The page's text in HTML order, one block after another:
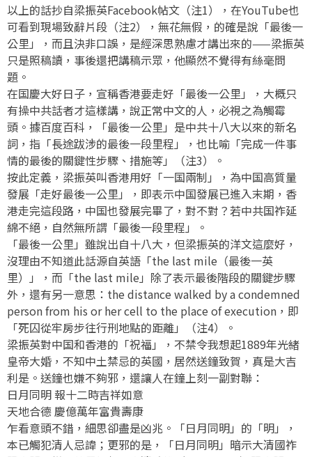
以上的話抄自梁振英Facebook帖文（注1），在YouTube也
可看到現場致辭片段（注2），無花無假，的確是說「最後一
公里」，而且決非口誤，是經深思熟慮才講出來的——梁振英
只是照稿讀，事後還把講稿示眾，他顯然不覺得有絲毫問
題。
在国慶大好日子，宣稱香港要走好「最後一公里」，大概只
有操中共話者才這樣講，說正常中文的人，必視之為觸霉
頭。據百度百科，「最後一公里」是中共十八大以來的新名
詞，指「長途跋涉的最後一段里程」，也比喻「完成一件事
情的最後的關鍵性步驟、措施等」（注3）。
按此定義，梁振英叫香港用好「一国兩制」，為中国高質量
發展「走好最後一公里」，即表示中国發展已進入末期，香
港走完這段路，中国也發展完畢了，對不對？若中共国祚延
綿不絕，自然無所謂「最後一段里程」。
「最後一公里」雖說出自十八大，但梁振英的洋文這麼好，
沒理由不知道此話源自英語「the last mile（最後一英
里）」，而「the last mile」除了表示最後階段的關鍵步驟
外，還有另一意思：the distance walked by a condemned
person from his or her cell to the place of execution，即
「死囚從牢房步往行刑地點的距離」（注4）。
梁振英對中国和香港的「祝福」，不禁令我想起1889年光緒
皇帝大婚，不知中土禁忌的英國，居然送鐘致賀，真是大吉
利是。送鐘也嫌不夠邪，還讓人在鐘上刻一副對聯：
日月同明 報十二時吉祥如意
天地合德 慶億萬年富貴壽康
乍看意頭不錯，細思卻盡是凶兆。「日月同明」的「明」，
本已觸犯清人忌諱；更邪的是，「日月同明」暗示大清國祚